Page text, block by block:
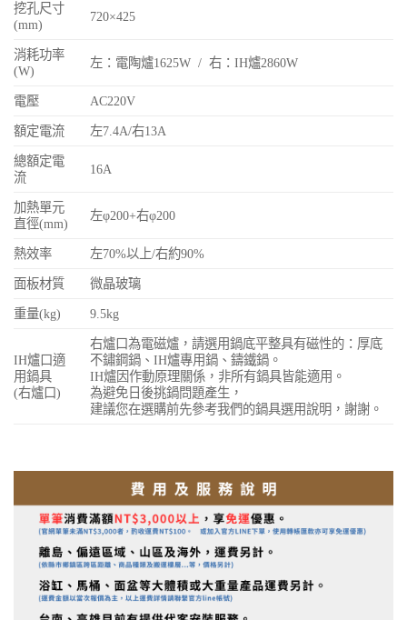
挖孔尺寸
(mm)
720×425
消耗功率
(W)
左：電陶爐1625W / 右：IH爐2860W
電壓 AC220V
額定電流 左7.4A/右13A
總額定電
流
16A
加熱單元
直徑(mm)
左φ200+右φ200
熱效率 左70%以上/右約90%
面板材質 微晶玻璃
重量(kg) 9.5kg
IH爐口適
用鍋具
(右爐口)
右爐口為電磁爐，請選用鍋底平整具有磁性的：厚底
不鏽鋼鍋、IH爐專用鍋、鑄鐵鍋。
IH爐因作動原理關係，非所有鍋具皆能適用。
為避免日後挑鍋問題產生，
建議您在選購前先參考我們的鍋具選用說明，謝謝。